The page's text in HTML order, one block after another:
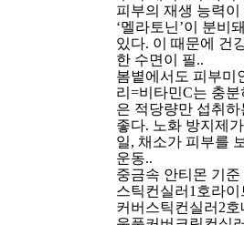
피부의 재생 능력
‘멜라토닌’이 분비
있다. 이 때문에 건
한 수면이 필..
봄볕에서도 피부미
리=비타민C는 충
은 적당량만 섭취
좋다. 노화 방지제
일, 채소가 피부를
운동..
중금속 안티몬 기준
스틱컨실러1호라
커버스틱컨실러2